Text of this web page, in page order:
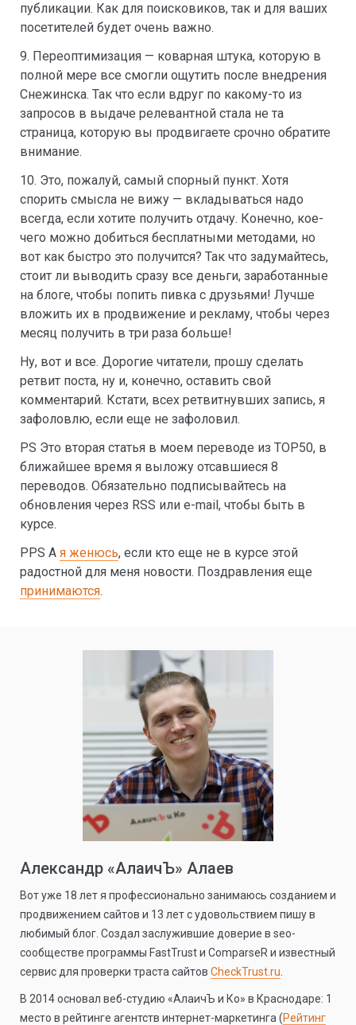
публикации. Как для поисковиков, так и для ваших
посетителей будет очень важно.
9. Переоптимизация — коварная штука, которую в
полной мере все смогли ощутить после внедрения
Снежинска. Так что если вдруг по какому-то из
запросов в выдаче релевантной стала не та
страница, которую вы продвигаете срочно обратите
внимание.
10. Это, пожалуй, самый спорный пункт. Хотя
спорить смысла не вижу — вкладываться надо
всегда, если хотите получить отдачу. Конечно, кое-
чего можно добиться бесплатными методами, но
вот как быстро это получится? Так что задумайтесь,
стоит ли выводить сразу все деньги, заработанные
на блоге, чтобы попить пивка с друзьями! Лучше
вложить их в продвижение и рекламу, чтобы через
месяц получить в три раза больше!
Ну, вот и все. Дорогие читатели, прошу сделать
ретвит поста, ну и, конечно, оставить свой
комментарий. Кстати, всех ретвитнувших запись, я
зафоловлю, если еще не зафоловил.
PS Это вторая статья в моем переводе из TOP50, в
ближайшее время я выложу отсавшиеся 8
переводов. Обязательно подписывайтесь на
обновления через RSS или e-mail, чтобы быть в
курсе.
PPS А я женюсь, если кто еще не в курсе этой
радостной для меня новости. Поздравления еще
принимаются.
Александр «АлаичЪ» Алаев
Вот уже 18 лет я профессионально занимаюсь созданием и
продвижением сайтов и 13 лет с удовольствием пишу в
любимый блог. Создал заслужившие доверие в seo-
сообществе программы FastTrust и ComparseR и известный
сервис для проверки траста сайтов CheckTrust.ru
В 2014 основал веб-студию «АлаичЪ и Ко» в Краснодаре: 1
место в рейтинге агентств интернет-маркетинга (Рейтинг